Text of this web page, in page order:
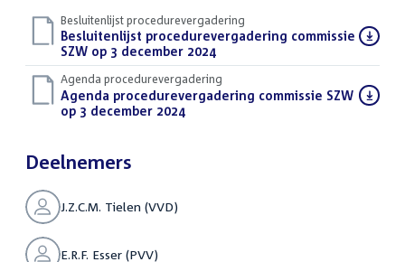
Besluitenlijst procedurevergadering
Download
bestand:
Besluitenlijst procedurevergadering commissie
SZW op 3 december 2024(PDF)
Agenda procedurevergadering
Download
bestand:
Agenda procedurevergadering commissie SZW
op 3 december 2024(PDF)
Deelnemers
J.Z.C.M. Tielen (VVD)
E.R.F. Esser (PVV)